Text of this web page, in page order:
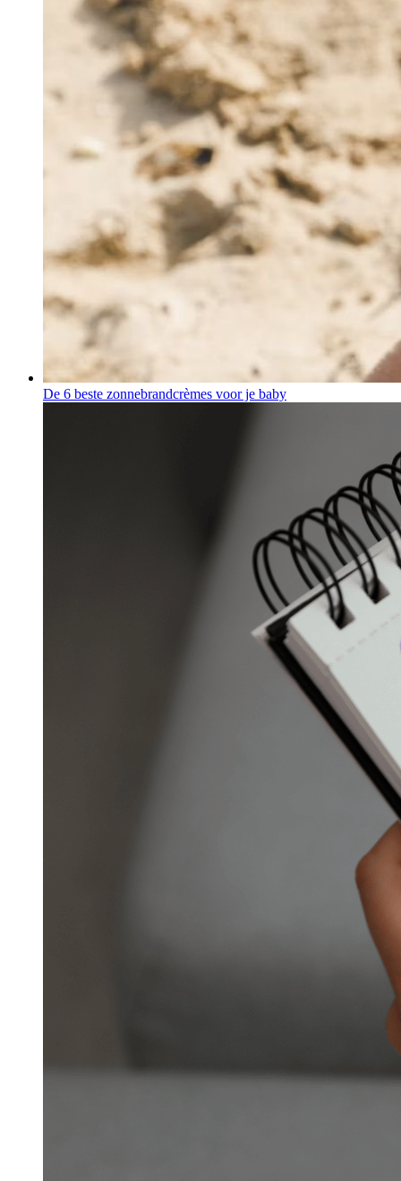
De 6 beste zonnebrandcrèmes voor je baby